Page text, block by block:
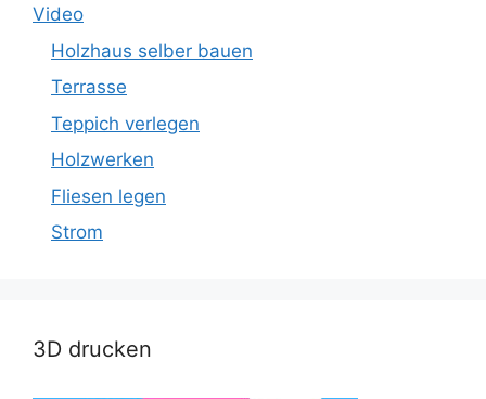
Video
Holzhaus selber bauen
Terrasse
Teppich verlegen
Holzwerken
Fliesen legen
Strom
3D drucken